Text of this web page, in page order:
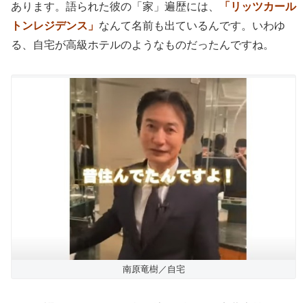
あります。語られた彼の「家」遍歴には、
「リッツカール
トンレジデンス」 なんて名前も出ているんです。いわゆ
る、自宅が高級ホテルのようなものだったんですね。
南原竜樹／自宅